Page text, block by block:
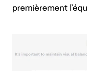
premièrement